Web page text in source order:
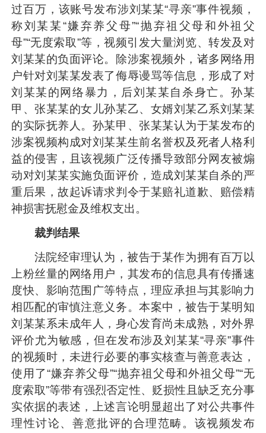
过百万，该账号发布涉刘某某“寻亲”事件视频，
称刘某某“嫌弃养父母”“抛弃祖父母和外祖父
母”“无度索取”等，视频引发大量浏览、转发及对
刘某某的负面评论。除涉案视频外，诸多网络用
户针对刘某某发表了侮辱谩骂等信息，形成了对
刘某某的网络暴力，后刘某某自杀身亡。孙某
甲、张某某的女儿孙某乙、女婿刘某乙系刘某某
的实际抚养人。孙某甲、张某某认为于某发布的
涉案视频构成对刘某某生前名誉权及死者人格利
益的侵害，且该视频广泛传播导致部分网友被煽
动对刘某某实施负面评价，造成刘某某自杀的严
重后果，故起诉请求判令于某赔礼道歉、赔偿精
神损害抚慰金及维权支出。
裁判结果
法院经审理认为，被告于某作为拥有百万以
上粉丝量的网络用户，其发布的信息具有传播速
度快、影响范围广等特点，理应承担与其影响力
相匹配的审慎注意义务。本案中，被告于某明知
刘某某系未成年人，身心发育尚未成熟，对外界
评价尤为敏感，但在发布涉及刘某某“寻亲”事件
的视频时，未进行必要的事实核查与善意表达，
使用了“嫌弃养父母”“抛弃祖父母和外祖父母”“无
度索取”等带有强烈否定性、贬损性且缺乏充分事
实依据的表述，上述言论明显超出了对公共事件
理性讨论、善意批评的合理范畴。该视频发布